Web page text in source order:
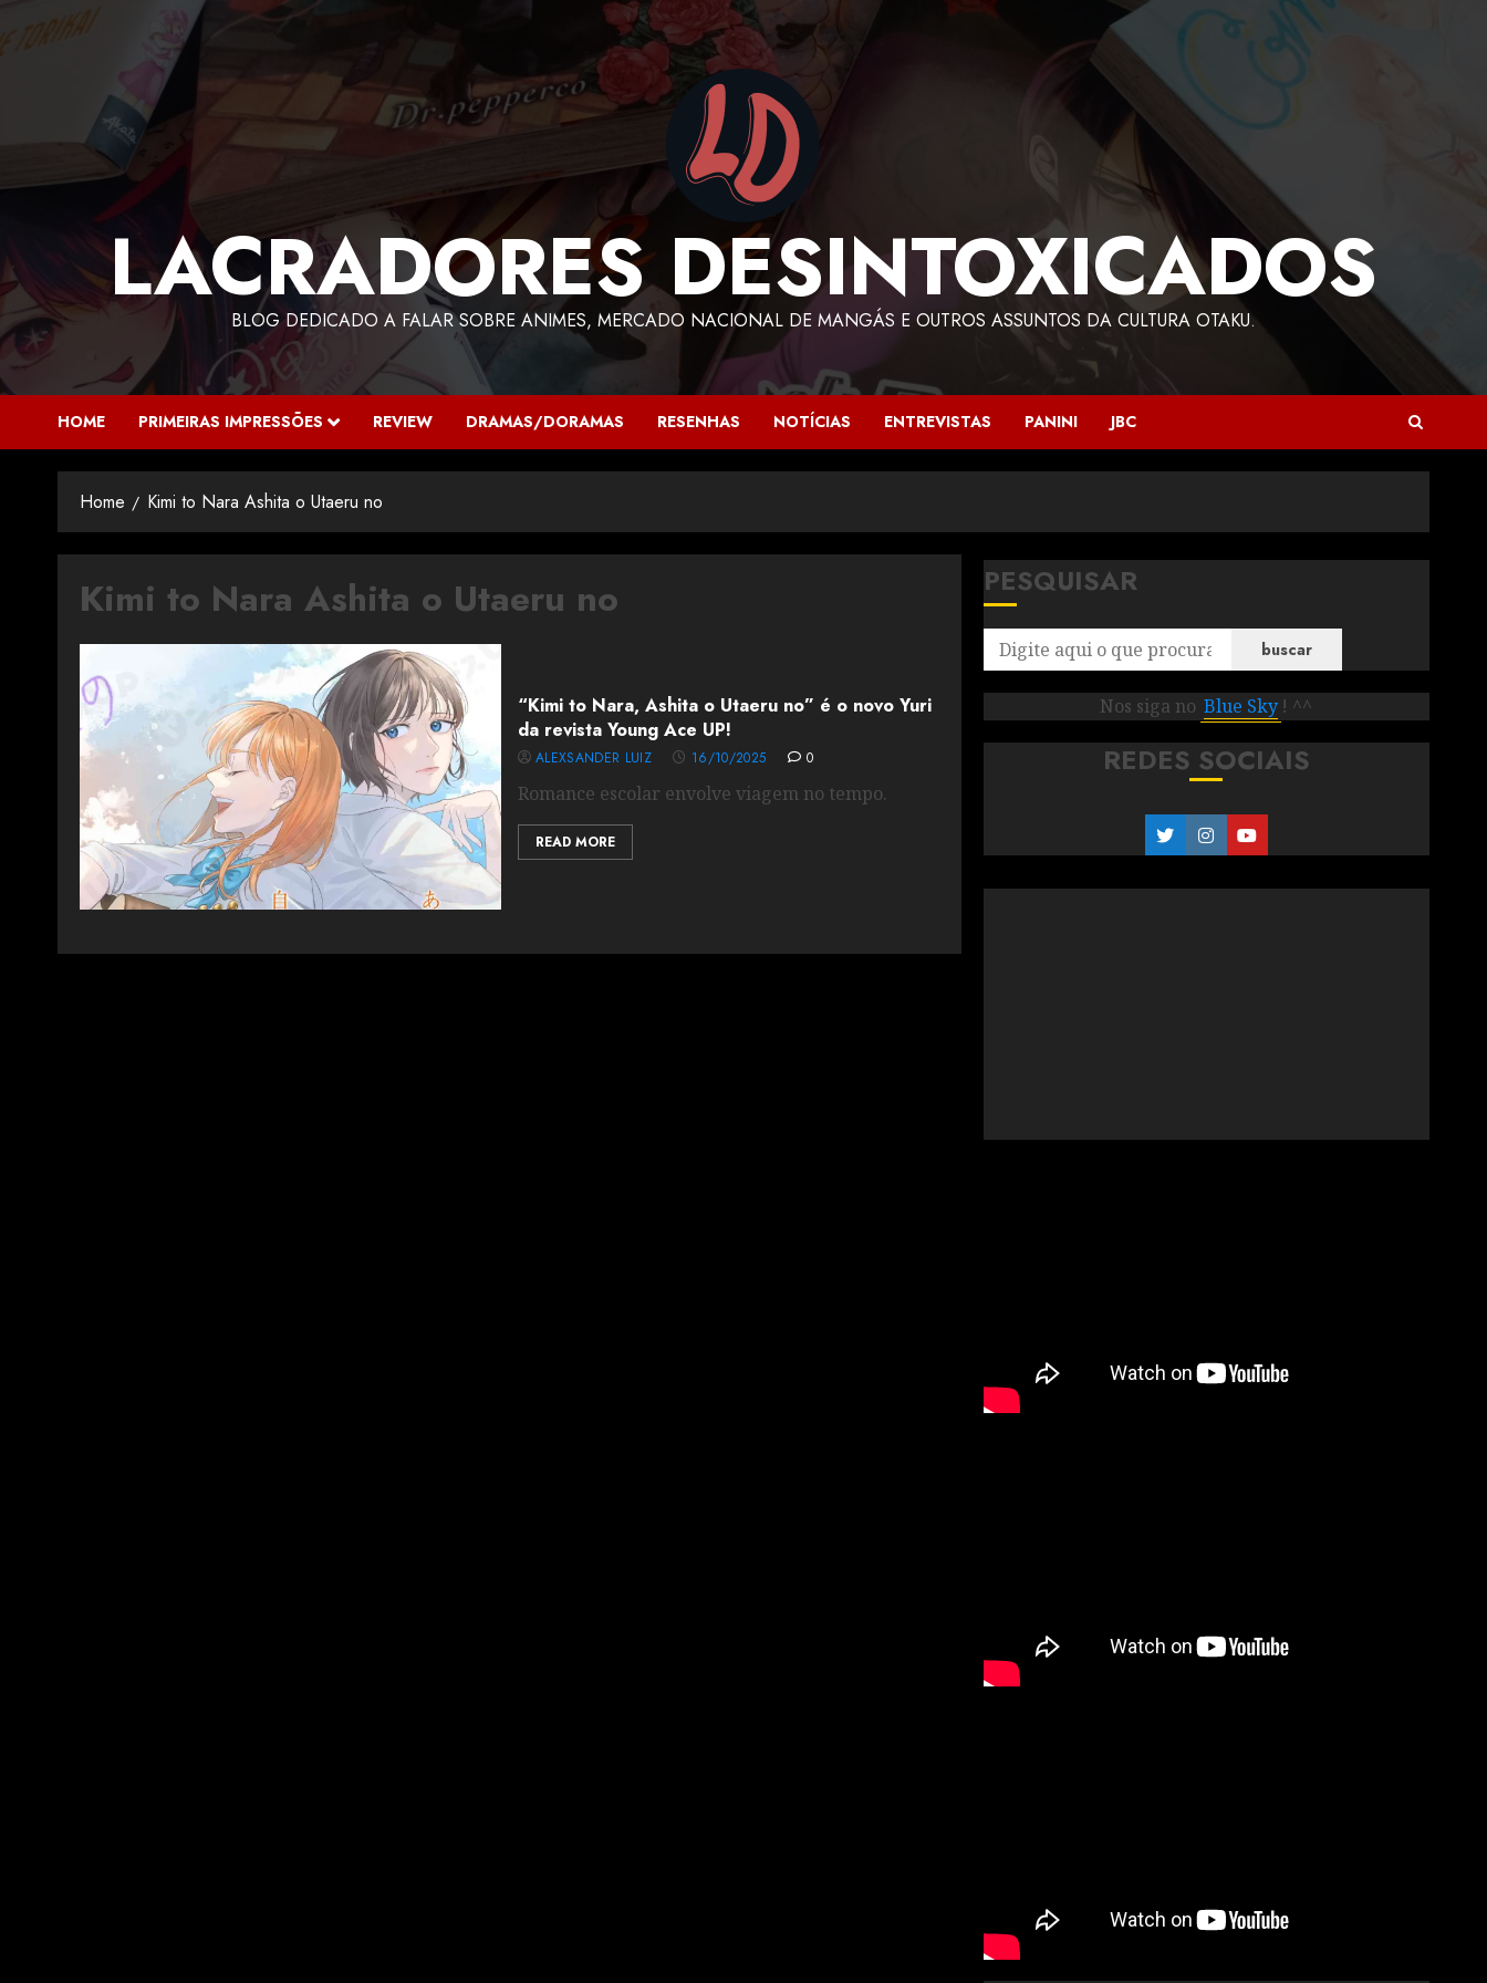
LACRADORES DESINTOXICADOS
BLOG DEDICADO A FALAR SOBRE ANIMES, MERCADO NACIONAL DE MANGÁS E OUTROS ASSUNTOS DA CULTURA OTAKU.
HOME PRIMEIRAS IMPRESSÕES REVIEW DRAMAS/DORAMAS RESENHAS NOTÍCIAS ENTREVISTAS PANINI JBC
Home Kimi to Nara Ashita o Utaeru no
Kimi to Nara Ashita o Utaeru no
“Kimi to Nara, Ashita o Utaeru no” é o novo Yuri
da revista Young Ace UP!
ALEXSANDER LUIZ 16/10/2025 0
Romance escolar envolve viagem no tempo.
READ MORE
PESQUISAR
buscar
Nos siga no Blue Sky ! ^^
REDES SOCIAIS